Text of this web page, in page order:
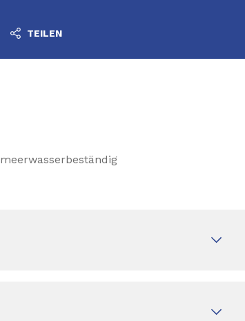
TEILEN
meerwasserbeständig